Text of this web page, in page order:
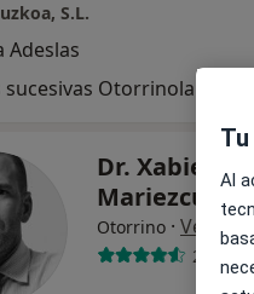
S.L.
Adeslas
sucesivas
Dr. Xabier
Otorrino · Ver más
25
Al